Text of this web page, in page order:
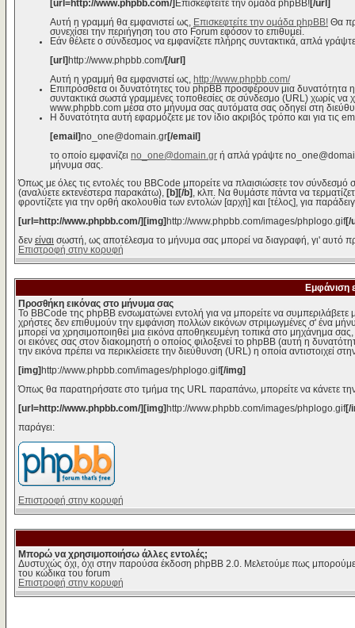
[url=http://www.phpbb.com/] Επισκεφτείτε την ομάδα phpBB! [/url]
Αυτή η γραμμή θα εμφανιστεί ως,
Επισκεφτείτε την ομάδα phpBB! Θα
συνεχίσει την περιήγηση του στο Forum εφόσον το επιθυμεί.
Εάν θέλετε ο σύνδεσμος να εμφανίζετε πλήρης συντακτικά, απλά
[url] http://www.phpbb.com/[/url]
Αυτή η γραμμή θα εμφανιστεί ως,
http://www.phpbb.com/
Επιπρόσθετα οι δυνατότητες του phpBB προσφέρουν μια δυνατότητα
συντακτικά σωστά γραμμένες τοποθεσίες σε σύνδεσμο (URL) χωρίς να
www.phpbb.com μέσα στο μήνυμα σας αυτόματα σας οδηγεί στη
Η δυνατότητα αυτή εφαρμόζετε με τον ίδιο ακριβός τρόπο και για τις
[email]no_one@domain.gr[/email]
το οποίο εμφανίζει no_one@domain.gr ή απλά γράψτε
μήνυμα σας.
Όπως με όλες τις εντολές του BBCode μπορείτε να πλαισιώσετε τον σύνδεσμό
(αναλύετε εκτενέστερα παρακάτω),
[b][/b]
, κλπ. Να θυμάστε πάντα να
φροντίζετε για την ορθή ακολουθία των εντολών [αρχή] και [τέλος], για
[url=http://www.phpbb.com/][img] http://www.phpbb.com/images/phplogo.gif[/
δεν είναι σωστή, ως αποτέλεσμα το μήνυμα σας μπορεί να διαγραφή, γι' αυτό
Επιστροφή στην κορυφή
Εμφάνιση
Προσθήκη εικόνας στο μήνυμα σας
Το BBCode της phpBB ενσωματώνει εντολή για να μπορείτε να
χρήστες δεν επιθυμούν την εμφάνιση πολλών εικόνων στριμωγμένες σ' ένα
μπορεί να χρησιμοποιηθεί μια εικόνα αποθηκευμένη τοπικά στο μηχάνημα
οι εικόνες σας στον διακομηστή ο οποίος φιλοξενεί το phpBB (αυτή η
την εικόνα πρέπει να περικλείσετε την διεύθυνση (URL) η οποία αντιστοιχεί
[img] http://www.phpbb.com/images/phplogo.gif[/img]
Όπως θα παρατηρήσατε στο τμήμα της URL παραπάνω, μπορείτε να κάνετε
[url=http://www.phpbb.com/][img] http://www.phpbb.com/images/phplogo.gif[/
παράγει:
Επιστροφή στην κορυφή
Μπορώ να χρησιμοποιήσω άλλες εντολές;
Δυστυχώς όχι, όχι στην παρούσα έκδοση phpBB 2.0. Μελετούμε πως μπορούμε
του κώδικα του forum
Επιστροφή στην κορυφή